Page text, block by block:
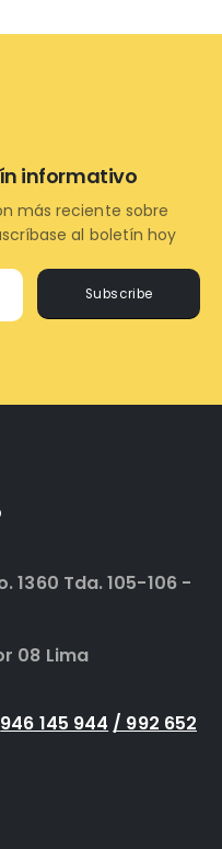
Subscribe
informativo
más reciente sobre
al boletín hoy
1360 Tda. 105-106 -
08 Lima
946 145 944 / 992 652